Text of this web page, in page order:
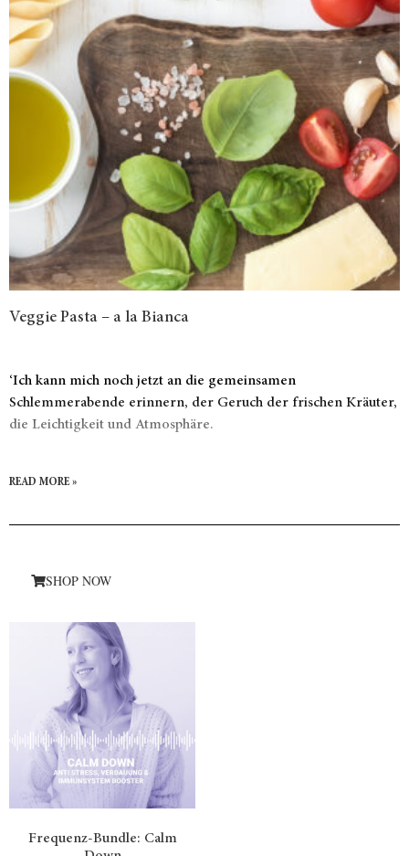
Veggie Pasta – a la Bianca
‘Ich kann mich noch jetzt an die gemeinsamen
Schlemmerabende erinnern, der Geruch der frischen Kräuter,
die Leichtigkeit und Atmosphäre.
READ MORE »
SHOP NOW
Frequenz-Bundle: Calm